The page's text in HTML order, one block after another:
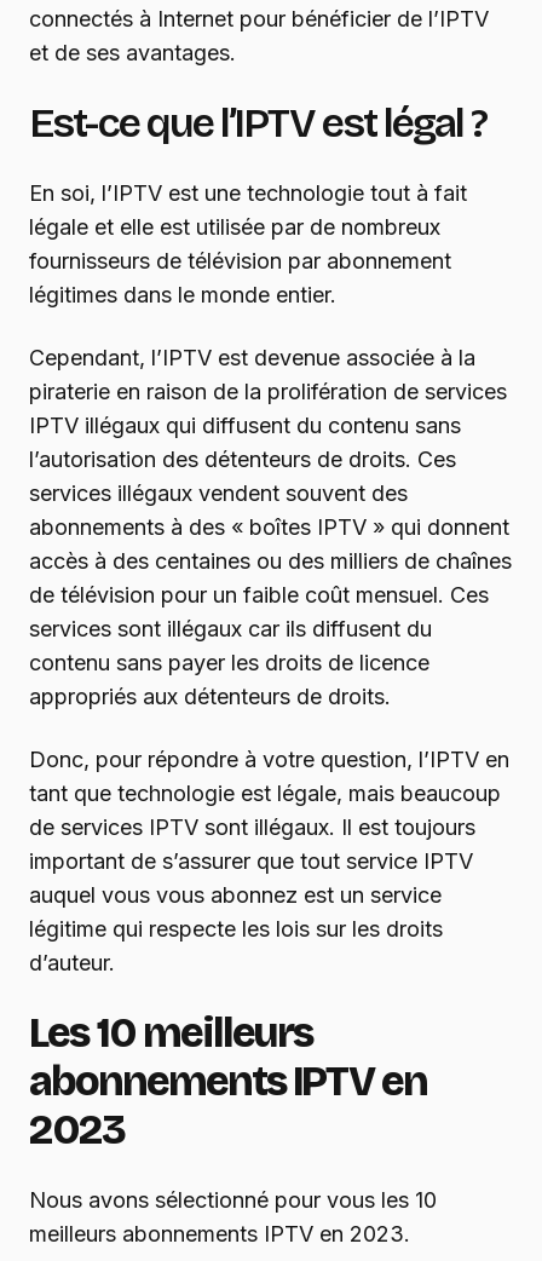
connectés à Internet pour bénéficier de l’IPTV
et de ses avantages.
Est-ce que l’IPTV est légal ?
En soi, l’IPTV est une technologie tout à fait
légale et elle est utilisée par de nombreux
fournisseurs de télévision par abonnement
légitimes dans le monde entier.
Cependant, l’IPTV est devenue associée à la
piraterie en raison de la prolifération de services
IPTV illégaux qui diffusent du contenu sans
l’autorisation des détenteurs de droits. Ces
services illégaux vendent souvent des
abonnements à des « boîtes IPTV » qui donnent
accès à des centaines ou des milliers de chaînes
de télévision pour un faible coût mensuel. Ces
services sont illégaux car ils diffusent du
contenu sans payer les droits de licence
appropriés aux détenteurs de droits.
Donc, pour répondre à votre question, l’IPTV en
tant que technologie est légale, mais beaucoup
de services IPTV sont illégaux. Il est toujours
important de s’assurer que tout service IPTV
auquel vous vous abonnez est un service
légitime qui respecte les lois sur les droits
d’auteur.
Les 10 meilleurs
abonnements IPTV en
2023
Nous avons sélectionné pour vous les 10
meilleurs abonnements IPTV en 2023.